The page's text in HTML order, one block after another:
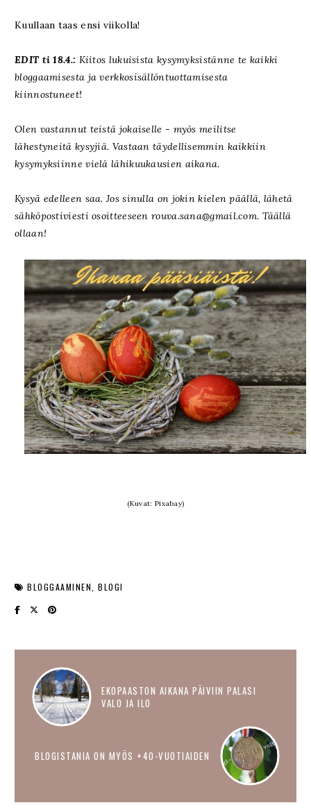
Kuullaan taas ensi viikolla!
EDIT ti 18.4.: Kiitos lukuisista kysymyksistänne te kaikki
bloggaamisesta ja verkkosisällöntuottamisesta
kiinnostuneet!
Olen vastannut teistä jokaiselle - myös meilitse
lähestyneitä kysyjiä. Vastaan täydellisemmin kaikkiin
kysymyksiinne vielä lähikuukausien aikana.
Kysyä edelleen saa. Jos sinulla on jokin kielen päällä, lähetä
sähköpostiviesti osoitteeseen rouva.sana@gmail.com. Täällä
ollaan!
(Kuvat: Pixabay)
BLOGGAAMINEN BLOGI
EKOPAASTON AIKANA PÄIVIIN PALASI
VALO JA ILO
BLOGISTANIA ON MYÖS +40-VUOTIAIDEN